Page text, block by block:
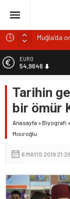
Muğla’da
DOA’NIN
e-
oldu
Gıdada
ALTIN
6.488,95
13.798,82
DOLAR
EURO
Tarihin
bir ömür
Anasayfa » Biyografi »
Mısıroğlu
6 MAYIS 2019 21:26